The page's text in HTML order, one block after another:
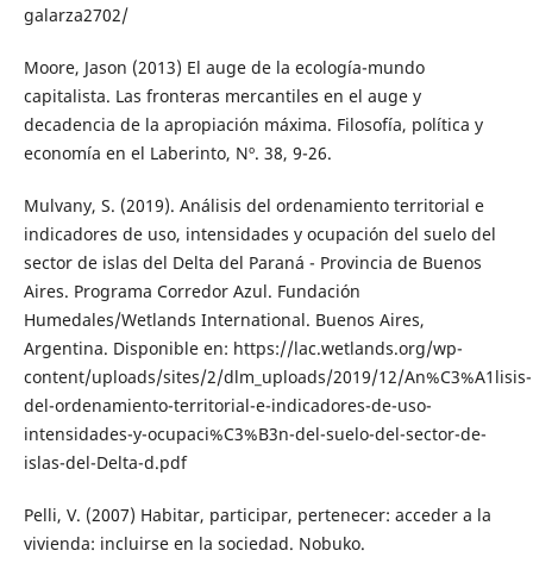
galarza2702/
Moore, Jason (2013) El auge de la ecología-mundo
capitalista. Las fronteras mercantiles en el auge y
decadencia de la apropiación máxima. Filosofía, política y
economía en el Laberinto, Nº. 38, 9-26.
Mulvany, S. (2019). Análisis del ordenamiento territorial e
indicadores de uso, intensidades y ocupación del suelo del
sector de islas del Delta del Paraná - Provincia de Buenos
Aires. Programa Corredor Azul. Fundación
Humedales/Wetlands International. Buenos Aires,
Argentina. Disponible en: https://lac.wetlands.org/wp-
content/uploads/sites/2/dlm_uploads/2019/12/An%C3%A1lisis-
del-ordenamiento-territorial-e-indicadores-de-uso-
intensidades-y-ocupaci%C3%B3n-del-suelo-del-sector-de-
islas-del-Delta-d.pdf
Pelli, V. (2007) Habitar, participar, pertenecer: acceder a la
vivienda: incluirse en la sociedad. Nobuko.